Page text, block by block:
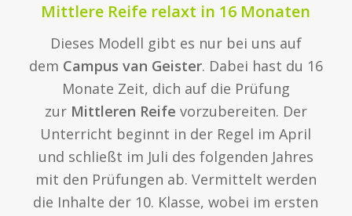
Mittlere Reife relaxt in 16 Monaten
Dieses Modell gibt es nur bei uns auf
dem Campus van Geister. Dabei hast du 16
Monate Zeit, dich auf die Prüfung
zur Mittleren Reife vorzubereiten. Der
Unterricht beginnt in der Regel im April
und schließt im Juli des folgenden Jahres
mit den Prüfungen ab. Vermittelt werden
die Inhalte der 10. Klasse, wobei im ersten